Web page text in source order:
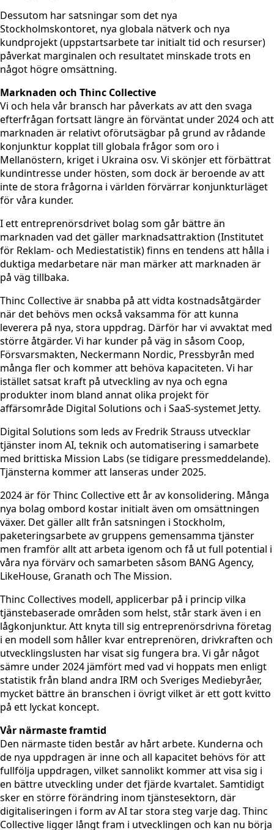
Dessutom har satsningar som det nya
Stockholmskontoret, nya globala nätverk och nya
kundprojekt (uppstartsarbete tar initialt tid och resurser)
påverkat marginalen och resultatet minskade trots en
något högre omsättning.
Marknaden och Thinc Collective
Vi och hela vår bransch har påverkats av att den svaga
efterfrågan fortsatt längre än förväntat under 2024 och att
marknaden är relativt oförutsägbar på grund av rådande
konjunktur kopplat till globala frågor som oro i
Mellanöstern, kriget i Ukraina osv. Vi skönjer ett förbättrat
kundintresse under hösten, som dock är beroende av att
inte de stora frågorna i världen förvärrar konjunkturläget
för våra kunder.
I ett entreprenörsdrivet bolag som går bättre än
marknaden vad det gäller marknadsattraktion (Institutet
för Reklam- och Mediestatistik) finns en tendens att hålla i
duktiga medarbetare när man märker att marknaden är
på väg tillbaka.
Thinc Collective är snabba på att vidta kostnadsåtgärder
när det behövs men också vaksamma för att kunna
leverera på nya, stora uppdrag. Därför har vi avvaktat med
större åtgärder. Vi har kunder på väg in såsom Coop,
Försvarsmakten, Neckermann Nordic, Pressbyrån med
många fler och kommer att behöva kapaciteten. Vi har
istället satsat kraft på utveckling av nya och egna
produkter inom bland annat olika projekt för
affärsområde Digital Solutions och i SaaS-systemet Jetty.
Digital Solutions som leds av Fredrik Strauss utvecklar
tjänster inom AI, teknik och automatisering i samarbete
med brittiska Mission Labs (se tidigare pressmeddelande).
Tjänsterna kommer att lanseras under 2025.
2024 är för Thinc Collective ett år av konsolidering. Många
nya bolag ombord kostar initialt även om omsättningen
växer. Det gäller allt från satsningen i Stockholm,
paketeringsarbete av gruppens gemensamma tjänster
men framför allt att arbeta igenom och få ut full potential i
våra nya förvärv och samarbeten såsom BANG Agency,
LikeHouse, Granath och The Mission.
Thinc Collectives modell, applicerbar på i princip vilka
tjänstebaserade områden som helst, står stark även i en
lågkonjunktur. Att knyta till sig entreprenörsdrivna företag
i en modell som håller kvar entreprenören, drivkraften och
utvecklingslusten har visat sig fungera bra. Vi går något
sämre under 2024 jämfört med vad vi hoppats men enligt
statistik från bland andra IRM och Sveriges Mediebyråer,
mycket bättre än branschen i övrigt vilket är ett gott kvitto
på ett lyckat koncept.
Vår närmaste framtid
Den närmaste tiden består av hårt arbete. Kunderna och
de nya uppdragen är inne och all kapacitet behövs för att
fullfölja uppdragen, vilket sannolikt kommer att visa sig i
en bättre utveckling under det fjärde kvartalet. Samtidigt
sker en större förändring inom tjänstesektorn, där
digitaliseringen i form av AI tar stora steg varje dag. Thinc
Collective ligger långt fram i utvecklingen och kan nu börja